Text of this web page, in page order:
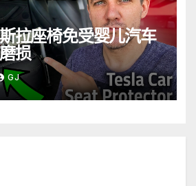
拉座椅免受婴儿汽车
损
GJ